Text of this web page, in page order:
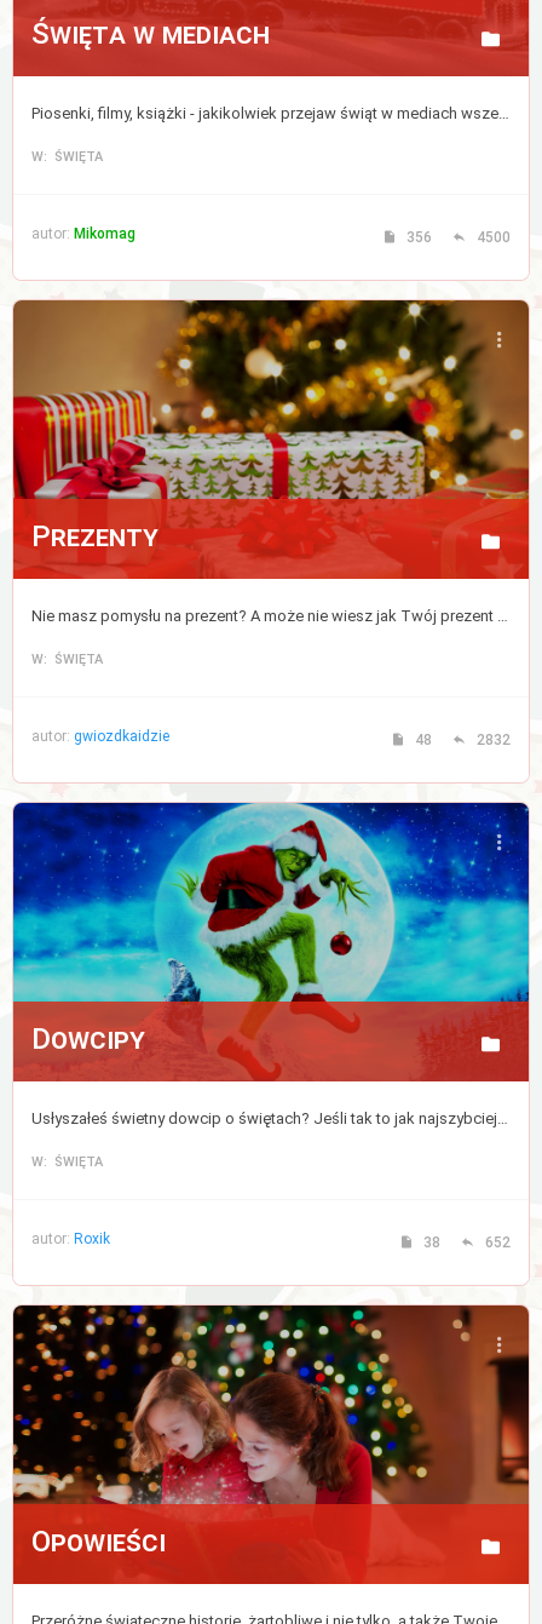
Święta w mediach
Piosenki, filmy, książki - jakikolwiek przejaw świąt w mediach wszelkiej maści, także w internecie.
W: ŚWIĘTA
autor: Mikomag 356 4500
Prezenty
Nie masz pomysłu na prezent? A może nie wiesz jak Twój prezent zostanie odebrany? Tutaj znajdziesz porady, które rozwiążą wszystkie Twoje wątpliwości na ten temat.
W: ŚWIĘTA
autor: gwiozdkaidzie 48 2832
Dowcipy
Usłyszałeś świetny dowcip o świętach? Jeśli tak to jak najszybciej podziel się nim z nami, lub zajrzyj tu po odrobinę uśmiechu.
W: ŚWIĘTA
autor: Roxik 38 652
Opowieści